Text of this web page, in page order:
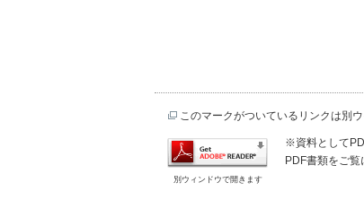
このマークがついているリンクは別
別ウィンドウで開きます
※資料として
PDF書類をご